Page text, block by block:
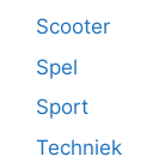
Scooter
Spel
Sport
Techniek